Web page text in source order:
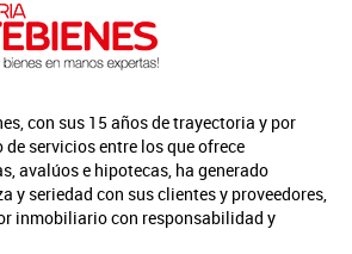
con sus 15 años de trayectoria y por
servicios entre los que ofrece
avalúos e hipotecas, ha generado
y seriedad con sus clientes y proveedores,
inmobiliario con responsabilidad y